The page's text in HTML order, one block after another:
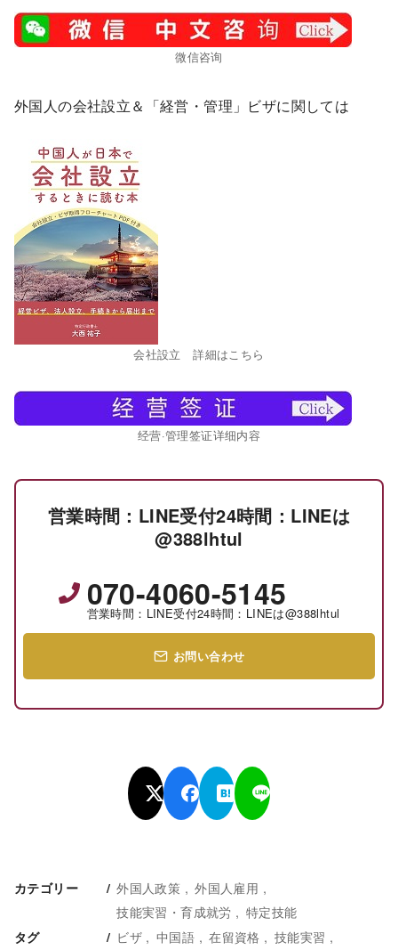
微信咨询
外国人の会社設立＆「経営・管理」ビザに関しては
会社設立 詳細はこちら
经营·管理签证详细内容
営業時間：LINE受付24時間：LINEは
@388lhtul
070-4060-5145
営業時間：LINE受付24時間：LINEは@388lhtul
お問い合わせ
カテゴリー 外国人政策
外国人雇用
技能実習・育成就労
特定技能
タグ ビザ 中国語 在留資格
技能実習